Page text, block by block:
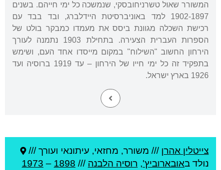
המשורר שאול טשרניחובסקי, שנמשכה כל ימי חייהם. בשנים
1902-1897 למד באוניברסיטת היידלברג, ובד בבד עם
רכישת השכלה מגוונת ביסס את מעמדו כמבקר בולט של
הספרות העברית הצעירה. בתחילת 1903 נתמנה לעורך
הירחון החשוב "השילוח" במקום מייסדו אחד העם, ושימש
בתפקיד זה כל ימי חייו של הירחון – עד 1919 ברוסיה ועד
1926 בארץ ישראל.
צייטלין אהרן /// משורר, מחזאי, עיתונאי ועורך ///
נולד באובארוביץ', רוסיה הלבנה ///
1898
–
1973